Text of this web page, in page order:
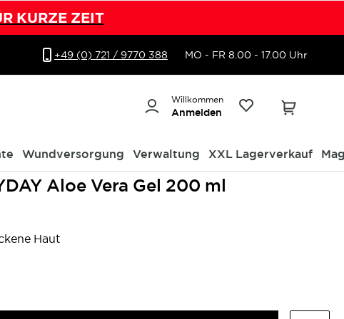
KURZE ZEIT
+49 (0) 721 / 9770 388 MO - FR 8.00 - 17.00 Uhr
Willkommen
Anmelden
Wundversorgung Verwaltung XXL Lagerverkauf
Aloe Vera Gel 200 ml
Haut